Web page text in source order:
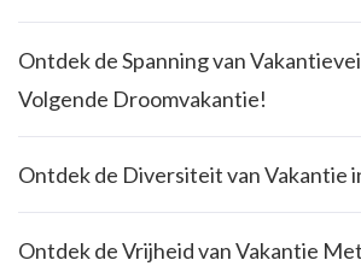
Ontdek de Spanning van
Volgende Droomvakantie!
Ontdek de Diversiteit van Vakantie
Ontdek de Vrijheid van Vakantie